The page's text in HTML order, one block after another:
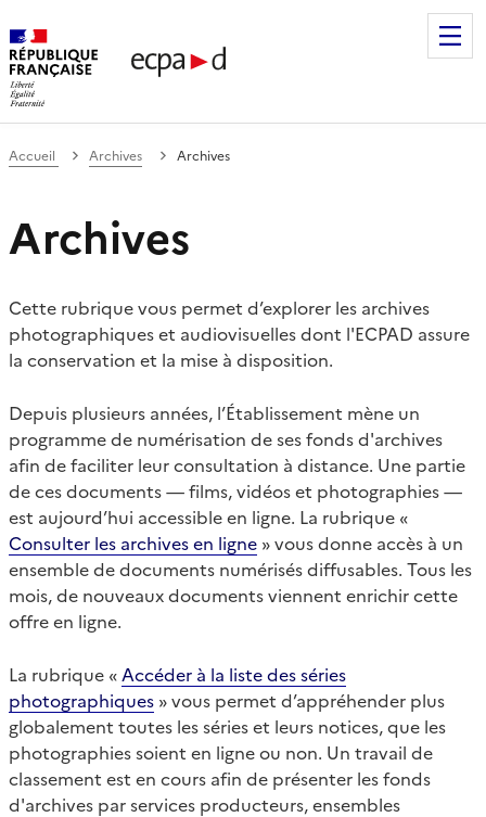
de communication et de production
Accueil Archives Archives
Archives
Cette rubrique vous permet d’explorer les archives
photographiques et audiovisuelles dont l'ECPAD assure
la conservation et la mise à disposition.
Depuis plusieurs années, l’Établissement mène un
programme de numérisation de ses fonds d'archives
afin de faciliter leur consultation à distance. Une partie
de ces documents — films, vidéos et photographies —
est aujourd’hui accessible en ligne. La rubrique «
Consulter les archives en ligne » vous donne accès à un
ensemble de documents numérisés diffusables. Tous les
mois, de nouveaux documents viennent enrichir cette
offre en ligne.
La rubrique « Accéder à la liste des séries
photographiques » vous permet d’appréhender plus
globalement toutes les séries et leurs notices, que les
photographies soient en ligne ou non. Un travail de
classement est en cours afin de présenter les fonds
d'archives par services producteurs, ensembles